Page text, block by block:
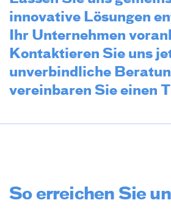
innovative Lösungen
Ihr Unternehmen
Kontaktieren Sie uns
unverbindliche
vereinbaren Sie einen
So erreichen Sie